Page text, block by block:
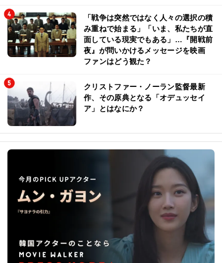
「戦争は突然ではなく人々の選択の積
み重ねで始まる」「いま、私たちが直
面している現実でもある」…『開戦前
夜』が問いかけるメッセージを映画
ファンはどう観た？
クリストファー・ノーラン監督最新
作、その原典となる「オデュッセイ
ア」とはなにか？